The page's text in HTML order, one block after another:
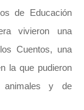
de Educación
vivieron una
Cuentos, una
la que pudieron
animales y de